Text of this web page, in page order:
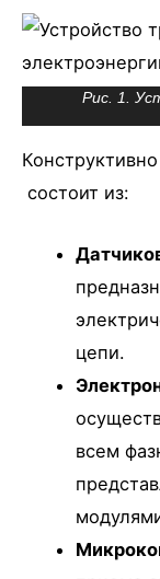
Рис. 1.
состоит из:
цепи.
всем